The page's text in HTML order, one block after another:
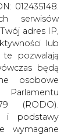
012435148.
serwisów
adres IP,
lub
pozwalają
będą
osobowe
(RODO).
i podstawy
wymagane